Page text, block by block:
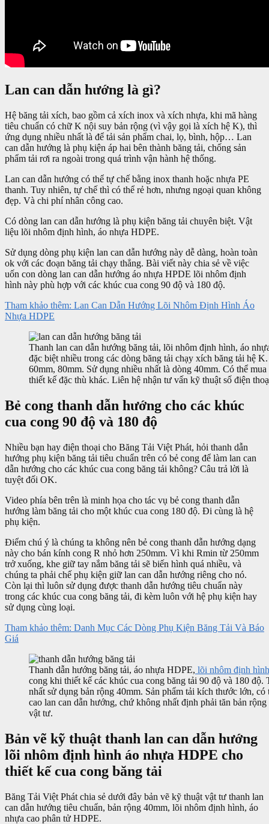
Lan can dẫn hướng là gì?
Hệ băng tải xích, bao gồm cả xích inox và xích nhựa, khi mã hàng
tiêu chuẩn có chữ K nội suy bản rộng (vì vậy gọi là xích hệ K), thì
ứng dụng nhiều nhất là để tải sản phẩm chai, lọ, bình, hộp… Lan
can dẫn hướng là phụ kiện áp hai bên thành băng tải, chống sản
phẩm tải rơi ra ngoài trong quá trình vận hành hệ thống.
Lan can dẫn hướng có thể tự chế bằng inox thanh hoặc nhựa PE
thanh. Tuy nhiên, tự chế thì có thể rẻ hơn, nhưng ngoại quan không
đẹp. Và chi phí nhân công cao.
Có dòng lan can dẫn hướng là phụ kiện băng tải chuyên biệt. Vật
liệu lõi nhôm định hình, áo nhựa HDPE.
Sử dụng dòng phụ kiện lan can dẫn hướng này dễ dàng, hoàn toàn
ok với các đoạn băng tải chạy thẳng. Bài viết này chia sẻ về việc
uốn con dòng lan can dẫn hướng áo nhựa HPDE lõi nhôm định
hình này phù hợp với các khúc cua cong 90 độ và 180 độ.
Tham khảo thêm: Lan Can Dẫn Hướng Lõi Nhôm Định Hình Áo
Nhựa HDPE
Thanh lan can dẫn hướng băng tải, lõi nhôm định hình, áo
đặc biệt nhiều trong các dòng băng tải chạy xích băng tải hệ
60mm, 80mm. Sử dụng nhiều nhất là dòng 40mm. Có thể
thiết kế đặc thù khác. Liên hệ nhận tư vấn kỹ thuật số điện
Bẻ cong thanh dẫn hướng cho các khúc
cua cong 90 độ và 180 độ
Nhiều bạn hay điện thoại cho Băng Tải Việt Phát, hỏi thanh dẫn
hướng phụ kiện băng tải tiêu chuẩn trên có bẻ cong để làm lan can
dẫn hướng cho các khúc cua cong băng tải không? Câu trả lời là
tuyệt đối OK.
Video phía bên trên là minh họa cho tác vụ bẻ cong thanh dẫn
hướng làm băng tải cho một khúc cua cong 180 độ. Đi cùng là hệ
phụ kiện.
Điểm chú ý là chúng ta không nên bẻ cong thanh dẫn hướng dạng
này cho bán kính cong R nhỏ hơn 250mm. Vì khi Rmin từ 250mm
trở xuống, khe giữ tay nắm băng tải sẽ biến hình quá nhiều, và
chúng ta phải chế phụ kiện giữ lan can dẫn hướng riêng cho nó.
Còn lại thì luôn sử dụng được thanh dẫn hướng tiêu chuẩn này
trong các khúc cua cong băng tải, đi kèm luôn với hệ phụ kiện hay
sử dụng cùng loại.
Tham khảo thêm: Danh Mục Các Dòng Phụ Kiện Băng Tải Và Báo
Giá
Thanh dẫn hướng băng tải, áo nhựa HDPE, lõi nhôm định hình
cong khi thiết kế các khúc cua cong băng tải 90 độ và 180 độ.
nhất sử dụng bản rộng 40mm. Sản phẩm tải kích thước lớn, có
cao lan can dẫn hướng, chứ không nhất định phải tăn bản rộng
vật tư.
Bản vẽ kỹ thuật thanh lan can dẫn hướng
lõi nhôm định hình áo nhựa HDPE cho
thiết kế cua cong băng tải
Băng Tải Việt Phát chia sẻ dưới đây bản vẽ kỹ thuật vật tư thanh lan
can dẫn hướng tiêu chuẩn, bản rộng 40mm, lõi nhôm định hình, áo
nhựa cao phân tử HDPE.